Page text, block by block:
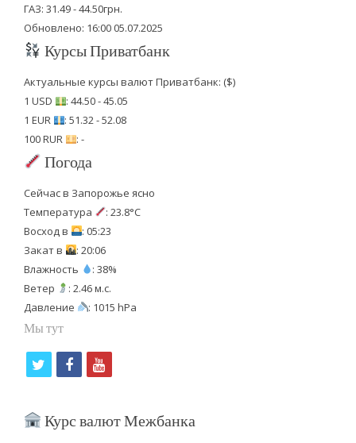
ГАЗ: 31.49 - 44.50грн.
Обновлено: 16:00 05.07.2025
Курсы Приватбанк
Актуальные курсы валют Приватбанк: ($)
1 USD
: 44.50 - 45.05
1 EUR
: 51.32 - 52.08
100 RUR
: -
Погода
Сейчас в Запорожье ясно
Температура
: 23.8°C
Восход в
: 05:23
Закат в
: 20:06
Влажность
: 38%
Ветер
: 2.46 м.с.
Давление
: 1015 hPa
Мы тут
i
f
c
y
u
Курс валют Межбанка